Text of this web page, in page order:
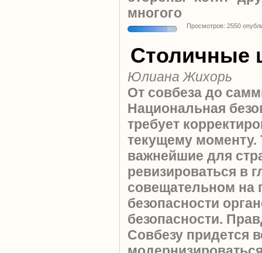
многого
Просмотров: 2550
Столичные
Юлиана Жихорь
От совбеза до
Национальная
требует
текущему моменту.
важнейшие для
ревизироваться в
совещательном на
безопасности
безопасности.
Совбезу придется